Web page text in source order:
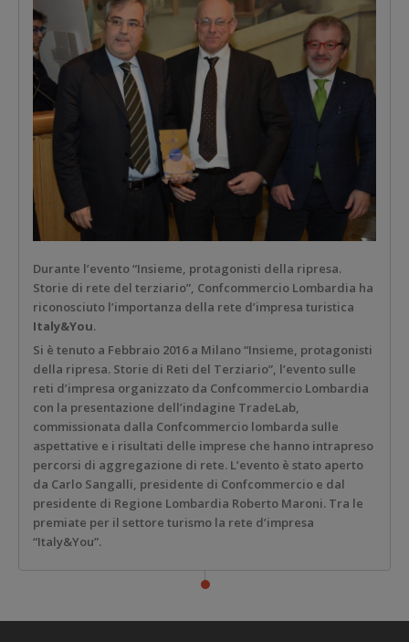
Durante l’evento “Insieme, protagonisti della ripresa.
Storie di rete del terziario”, Confcommercio Lombardia ha
riconosciuto l’importanza della rete d’impresa turistica
Italy&You.
Si è tenuto a Febbraio 2016 a Milano “Insieme, protagonisti
della ripresa. Storie di Reti del Terziario”, l’evento sulle
reti d’impresa organizzato da Confcommercio Lombardia
con la presentazione dell’indagine TradeLab,
commissionata dalla Confcommercio lombarda sulle
aspettative e i risultati delle imprese che hanno intrapreso
percorsi di aggregazione di rete. L’evento è stato aperto
da Carlo Sangalli, presidente di Confcommercio e dal
presidente di Regione Lombardia Roberto Maroni. Tra le
premiate per il settore turismo la rete d’impresa
“Italy&You”.